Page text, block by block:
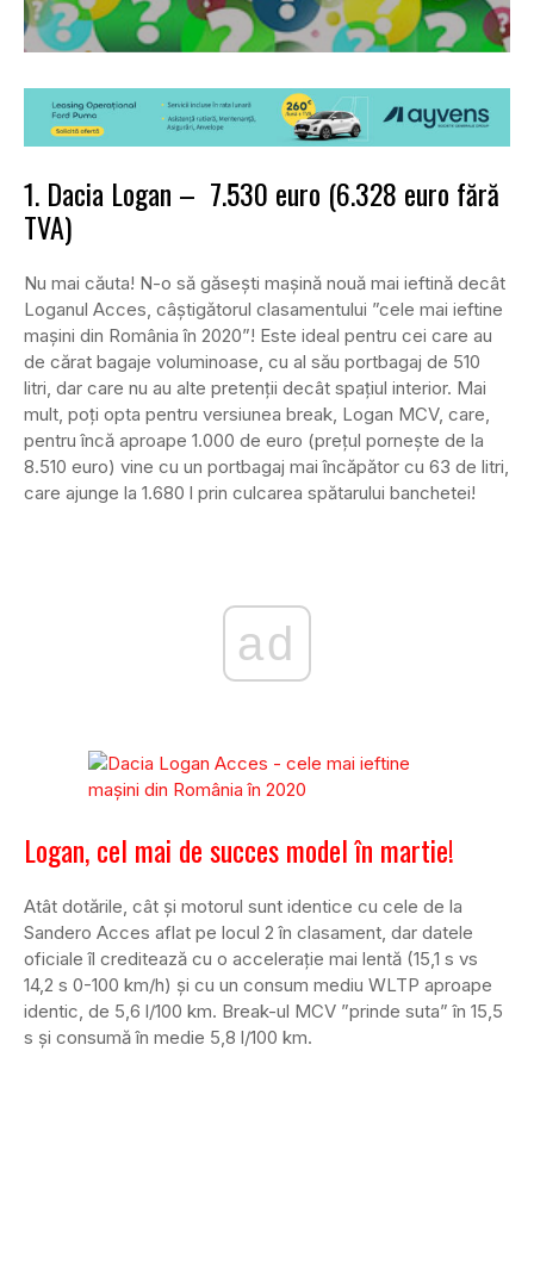
1. Dacia Logan – 7.530 euro (6.328 euro fără
TVA)
Nu mai căuta! N-o să găsești mașină nouă mai ieftină decât
Loganul Acces, câștigătorul clasamentului ”cele mai ieftine
mașini din România în 2020”! Este ideal pentru cei care au
de cărat bagaje voluminoase, cu al său portbagaj de 510
litri, dar care nu au alte pretenții decât spațiul interior. Mai
mult, poți opta pentru versiunea break, Logan MCV, care,
pentru încă aproape 1.000 de euro (prețul pornește de la
8.510 euro) vine cu un portbagaj mai încăpător cu 63 de litri,
care ajunge la 1.680 l prin culcarea spătarului banchetei!
ad
Logan, cel mai de succes model în martie!
Atât dotările, cât și motorul sunt identice cu cele de la
Sandero Acces aflat pe locul 2 în clasament, dar datele
oficiale îl creditează cu o accelerație mai lentă (15,1 s vs
14,2 s 0-100 km/h) și cu un consum mediu WLTP aproape
identic, de 5,6 l/100 km. Break-ul MCV ”prinde suta” în 15,5
s și consumă în medie 5,8 l/100 km.